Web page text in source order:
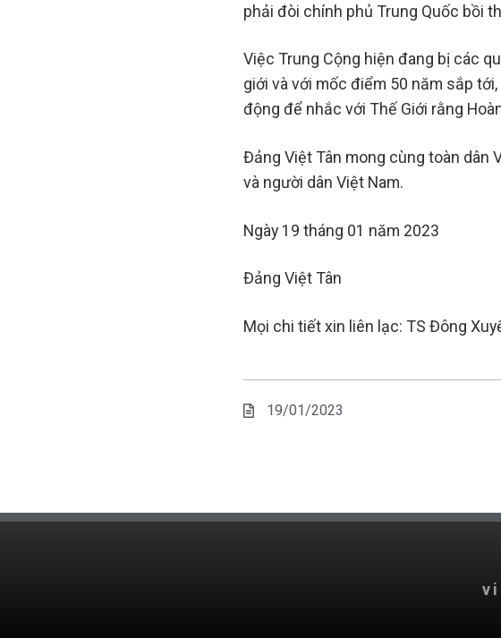
phải đòi chính phủ Trung Quốc bồi
Việc Trung Cộng hiện đang bị các
giới và với mốc điểm 50 năm sắp
động để nhắc với Thế Giới rằng
Đảng Việt Tân mong cùng toàn dân
và người dân Việt Nam.
Ngày 19 tháng 01 năm 2023
Đảng Việt Tân
Mọi chi tiết xin liên lạc: TS Đông
19/01/2023